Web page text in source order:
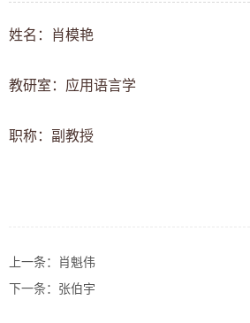
姓名：肖模艳
教研室： 应用语言学
职称： 副教授
上一条：
肖魁伟
下一条： 张伯宇